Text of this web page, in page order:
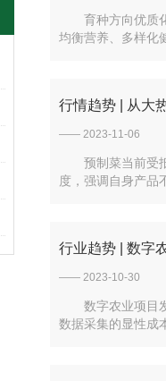
育种方向优质
均衡营养、多样化
行情趋势 | 从大
—— 2023-11-06
预制菜当前受
度，强调自身产品
行业趋势 | 数字
—— 2023-10-30
数字农业项目
数据采集的显性成